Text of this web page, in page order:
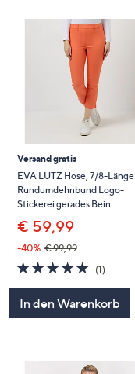
Versand gratis
EVA LUTZ Hose, 7/8-Länge
Rundumdehnbund Logo-
Stickerei gerades Bein
€ 59,99
-40% € 99,99
5.0
von
(1)1
In den Warenkorb